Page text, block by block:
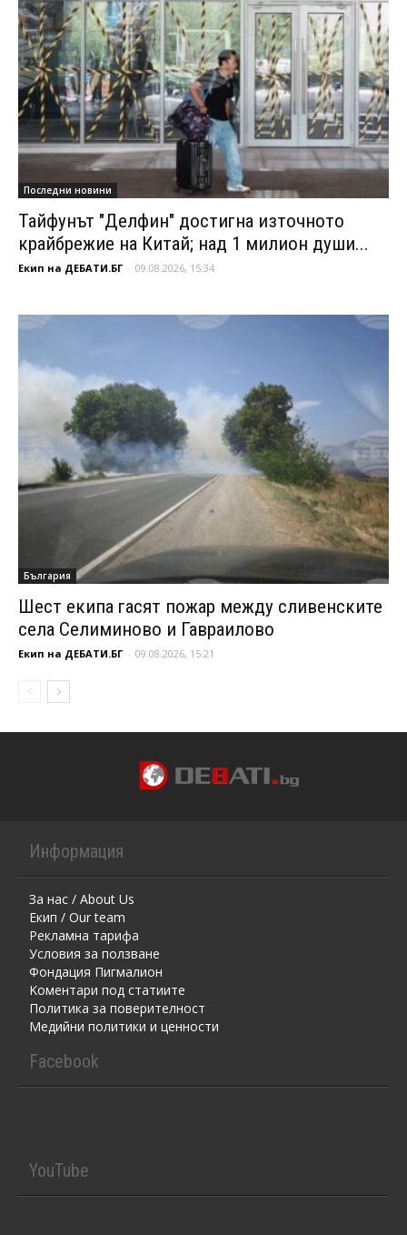
Последни новини
Тайфунът "Делфин" достигна източното
крайбрежие на Китай; над 1 милион души...
Екип на ДЕБАТИ.БГ - 09.08.2026, 15:34
България
Шест екипа гасят пожар между сливенските
села Селиминово и Гавраилово
Екип на ДЕБАТИ.БГ - 09.08.2026, 15:21
Информация
За нас / About Us
Екип / Our team
Рекламна тарифа
Условия за ползване
Фондация Пигмалион
Kоментaри под статиите
Политика за поверителност
Медийни политики и ценности
Facebook
YouTube